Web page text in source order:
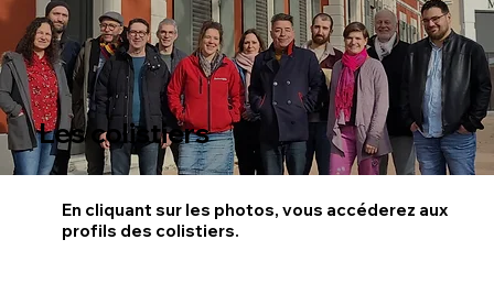
Les colistiers
En cliquant sur les photos, vous accéderez aux
profils des colistiers.